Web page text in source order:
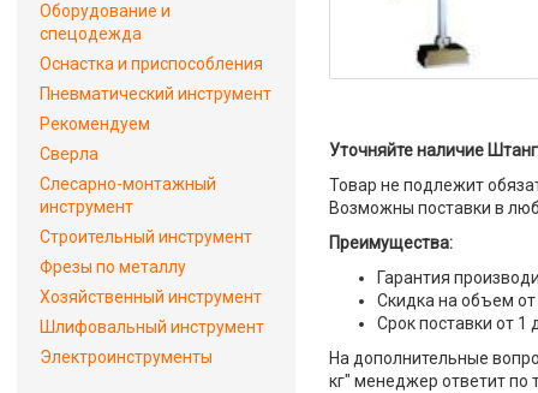
Уточняйте наличие
Товар не подлежит
Возможны поставки в
Преимущества:
Гарантия
Скидка на объем от
Срок поставки от 1
На дополнительные
кг" менеджер ответит по
Оборудование и
спецодежда
Оснастка и приспособления
Пневматический инструмент
Рекомендуем
Сверла
Слесарно-монтажный
инструмент
Строительный инструмент
Фрезы по металлу
Хозяйственный инструмент
Шлифовальный инструмент
Электроинструменты